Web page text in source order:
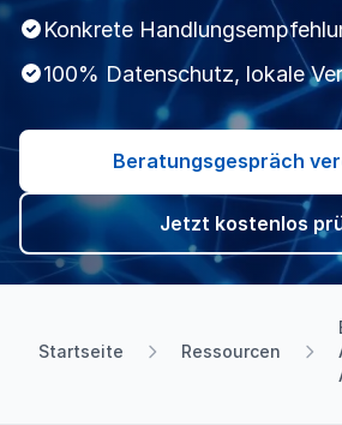
Konkrete
100% Datenschutz, lokale
Beratungsgespräch
Jetzt kostenlos
Startseite Ressourcen